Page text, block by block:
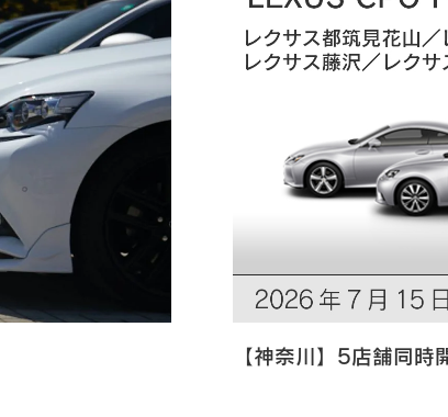
【神奈川】5店舗同時